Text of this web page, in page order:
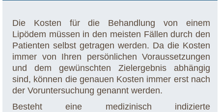
Die Kosten für die Behandlung von einem
Lipödem müssen in den meisten Fällen durch den
Patienten selbst getragen werden. Da die Kosten
immer von Ihren persönlichen Voraussetzungen
und dem gewünschten Zielergebnis abhängig
sind, können die genauen Kosten immer erst nach
der Voruntersuchung genannt werden.
Besteht eine medizinisch indizierte